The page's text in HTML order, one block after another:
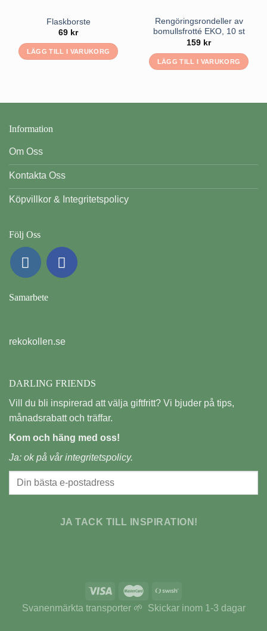
Flaskborste
69 kr
LÄGG TILL I VARUKORG
Rengöringsrondeller av
bomullsfrotté EKO, 10 st
159 kr
LÄGG TILL I VARUKORG
Information
Om Oss
Kontakta Oss
Köpvillkor & Integritetspolicy
Följ Oss
Samarbete
rekokollen.se
DARLING FRIENDS
Vill du bli inspirerad att välja giftfritt? Vi bjuder på tips,
månadsrabatt och träffar.
Kom och häng med oss!
Ja: ok på vårintegritetspolicy.
JA TACK TILL INSPIRATION!
Svanenmärkta transporter 🌱 Skickar inom 1-3 dagar